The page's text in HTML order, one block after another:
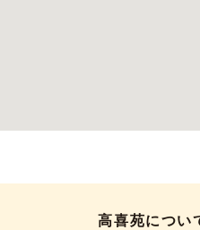
高喜苑につい